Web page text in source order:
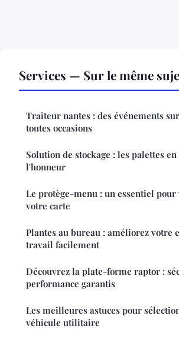
Services — Sur le même
Traiteur nantes : des événements
toutes occasions
Solution de stockage : les palettes
l'honneur
Le protège-menu : un essentiel
votre carte
Plantes au bureau : améliorez votre
travail facilement
Découvrez la plate-forme raptor :
performance garantis
Les meilleures astuces pour
véhicule utilitaire